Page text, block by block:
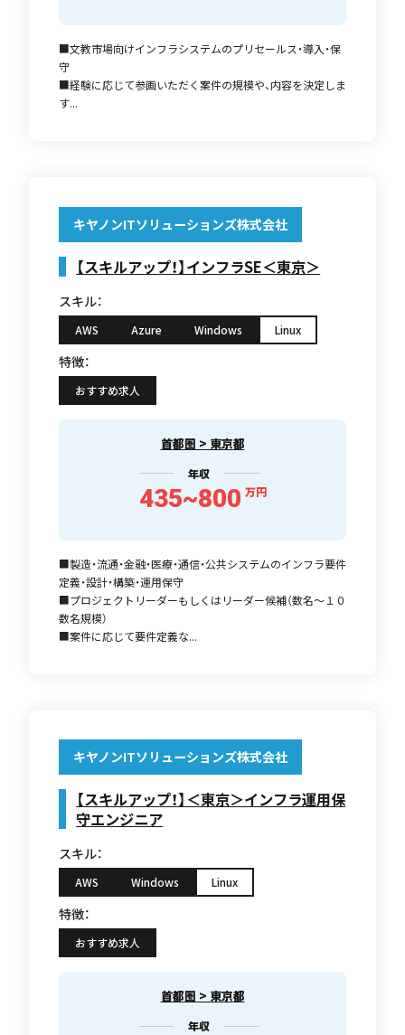
■文教市場向けインフラシステムのプリセールス・導入・保
守
■経験に応じて参画いただく案件の規模や、内容を決定しま
す...
キヤノンITソリューションズ株式会社
【スキルアップ！】インフラSE＜東京＞
スキル：
AWS Azure Windows Linux
特徴：
おすすめ求人
首都圏 > 東京都
年収
435~800 万円
■製造・流通・金融・医療・通信・公共システムのインフラ要件
定義・設計・構築・運用保守
■プロジェクトリーダーもしくはリーダー候補（数名〜１０
数名規模）
■案件に応じて要件定義な...
キヤノンITソリューションズ株式会社
【スキルアップ！】＜東京＞インフラ運用保
守エンジニア
スキル：
AWS Windows Linux
特徴：
おすすめ求人
首都圏 > 東京都
年収